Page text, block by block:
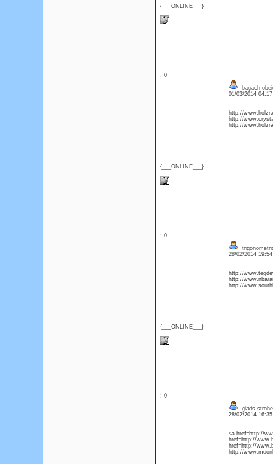
{___ONLINE___}
: 0
{___ONLINE___}
bagach
01/03/2014
http://
http://
http://
: 0
{___ONLINE___}
28/02/2014
http://
http://
http://
: 0
glads
28/02/2014
<a href=http://
href=http://
href=http://
http://